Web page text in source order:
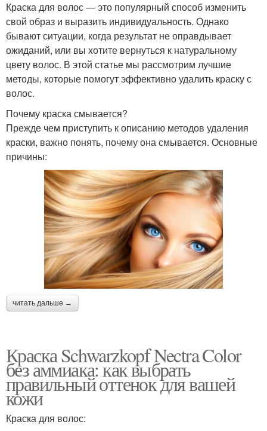
Краска для волос — это популярный способ изменить
свой образ и выразить индивидуальность. Однако
бывают ситуации, когда результат не оправдывает
ожиданий, или вы хотите вернуться к натуральному
цвету волос. В этой статье мы рассмотрим лучшие
методы, которые помогут эффективно удалить краску с
волос.
Почему краска смывается?
Прежде чем приступить к описанию методов удаления
краски, важно понять, почему она смывается. Основные
причины:
читать дальше →
Краска Schwarzkopf Nectra Color
без аммиака: как выбрать
правильный оттенок для вашей
кожи
Краска для волос: